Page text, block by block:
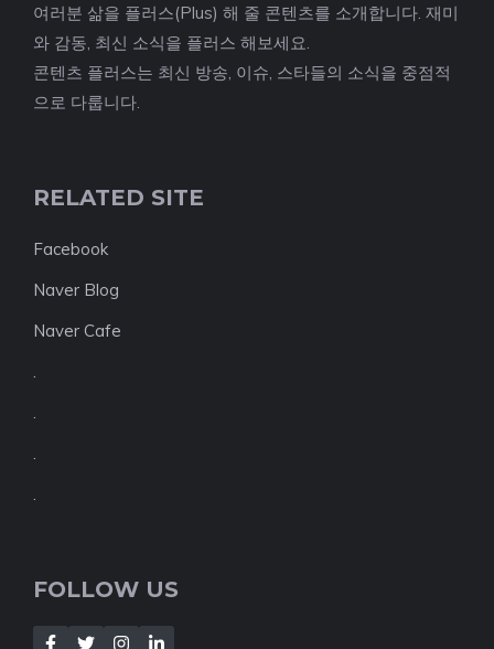
여러분 삶을 플러스(Plus) 해 줄 콘텐츠를 소개합니다. 재미
와 감동, 최신 소식을 플러스 해보세요.
콘텐츠 플러스는 최신 방송, 이슈, 스타들의 소식을 중점적
으로 다룹니다.
RELATED SITE
Facebook
Naver Blog
Naver Cafe
FOLLOW US